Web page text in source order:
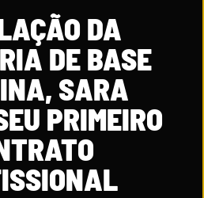
DA
DE BASE
SARA
PRIMEIRO